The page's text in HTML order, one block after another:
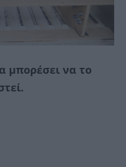
μπορέσει να το